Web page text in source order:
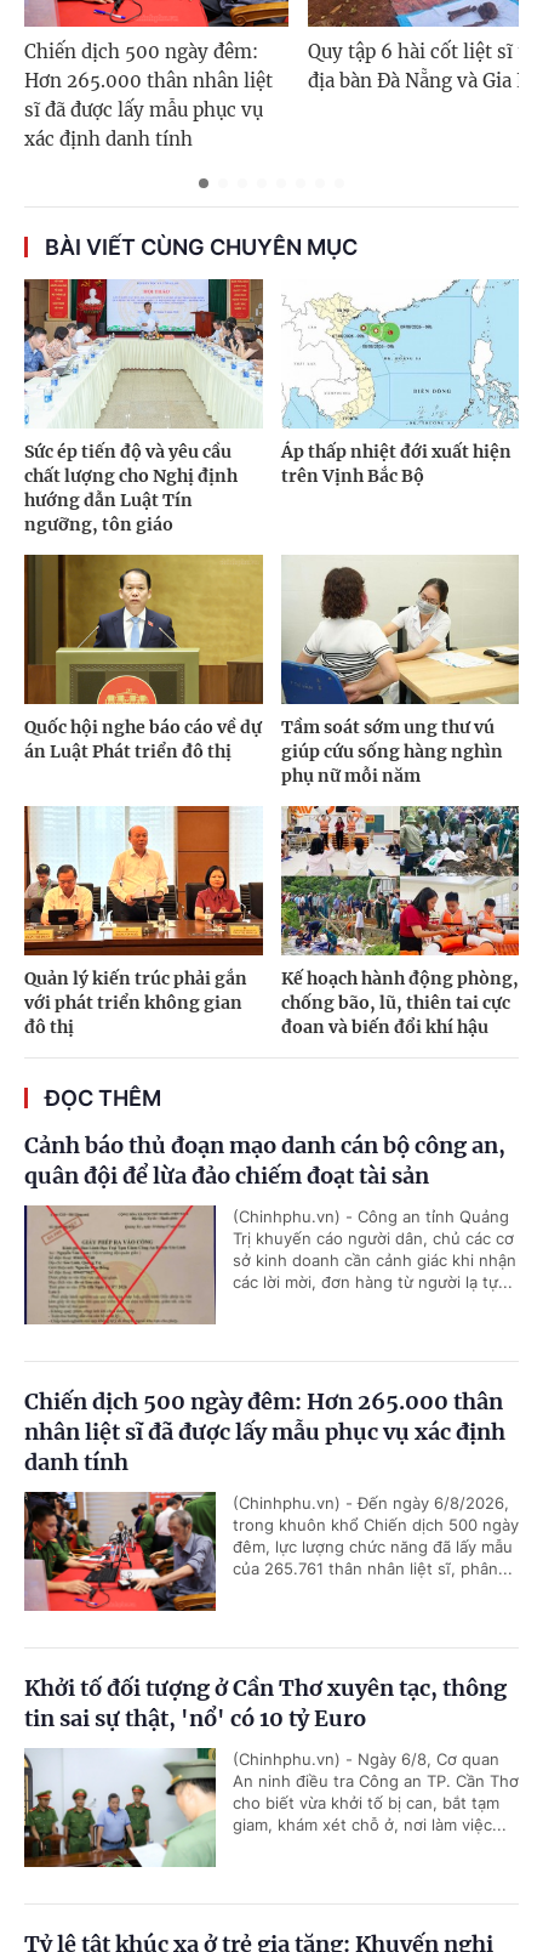
Chiến dịch 500 ngày đêm:
Hơn 265.000 thân nhân liệt
sĩ đã được lấy mẫu phục vụ
xác định danh tính
Quy tập 6 hài cốt liệt sĩ
địa bàn Đà Nẵng và Gia Lai
BÀI VIẾT CÙNG CHUYÊN MỤC
Sức ép tiến độ và yêu cầu
chất lượng cho Nghị định
hướng dẫn Luật Tín
ngưỡng, tôn giáo
Áp thấp nhiệt đới xuất hiện
trên Vịnh Bắc Bộ
Quốc hội nghe báo cáo về dự
án Luật Phát triển đô thị
Tầm soát sớm ung thư vú
giúp cứu sống hàng nghìn
phụ nữ mỗi năm
Quản lý kiến trúc phải gắn
với phát triển không gian
đô thị
Kế hoạch hành động phòng,
chống bão, lũ, thiên tai cực
đoan và biến đổi khí hậu
ĐỌC THÊM
Cảnh báo thủ đoạn mạo danh cán bộ công an,
quân đội để lừa đảo chiếm đoạt tài sản
(Chinhphu.vn) - Công an tỉnh Quảng
Trị khuyến cáo người dân, chủ các cơ
sở kinh doanh cần cảnh giác khi nhận
các lời mời, đơn hàng từ người lạ tự...
Chiến dịch 500 ngày đêm: Hơn 265.000 thân
nhân liệt sĩ đã được lấy mẫu phục vụ xác định
danh tính
(Chinhphu.vn) - Đến ngày 6/8/2026,
trong khuôn khổ Chiến dịch 500 ngày
đêm, lực lượng chức năng đã lấy mẫu
của 265.761 thân nhân liệt sĩ, phân...
Khởi tố đối tượng ở Cần Thơ xuyên tạc, thông
tin sai sự thật, 'nổ' có 10 tỷ Euro
(Chinhphu.vn) - Ngày 6/8, Cơ quan
An ninh điều tra Công an TP. Cần Thơ
cho biết vừa khởi tố bị can, bắt tạm
giam, khám xét chỗ ở, nơi làm việc...
Tỷ lệ tật khúc xạ ở trẻ gia tăng: Khuyến nghị